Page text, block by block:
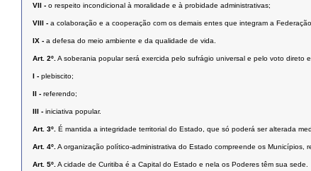
VII - o respeito incondicional à moralidade e à probidade administrativas;
VIII - a colaboração e a cooperação com os demais entes que integram a
IX - a defesa do meio ambiente e da qualidade de vida.
Art. 2º. A soberania popular será exercida pelo sufrágio universal e pelo voto direto
I - plebiscito;
II - referendo;
III - iniciativa popular.
Art. 3º. É mantida a integridade territorial do Estado, que só poderá ser alterada
Art. 4º. A organização político-administrativa do Estado compreende os Municípios,
Art. 5º. A cidade de Curitiba é a Capital do Estado e nela os Poderes têm sua sede.